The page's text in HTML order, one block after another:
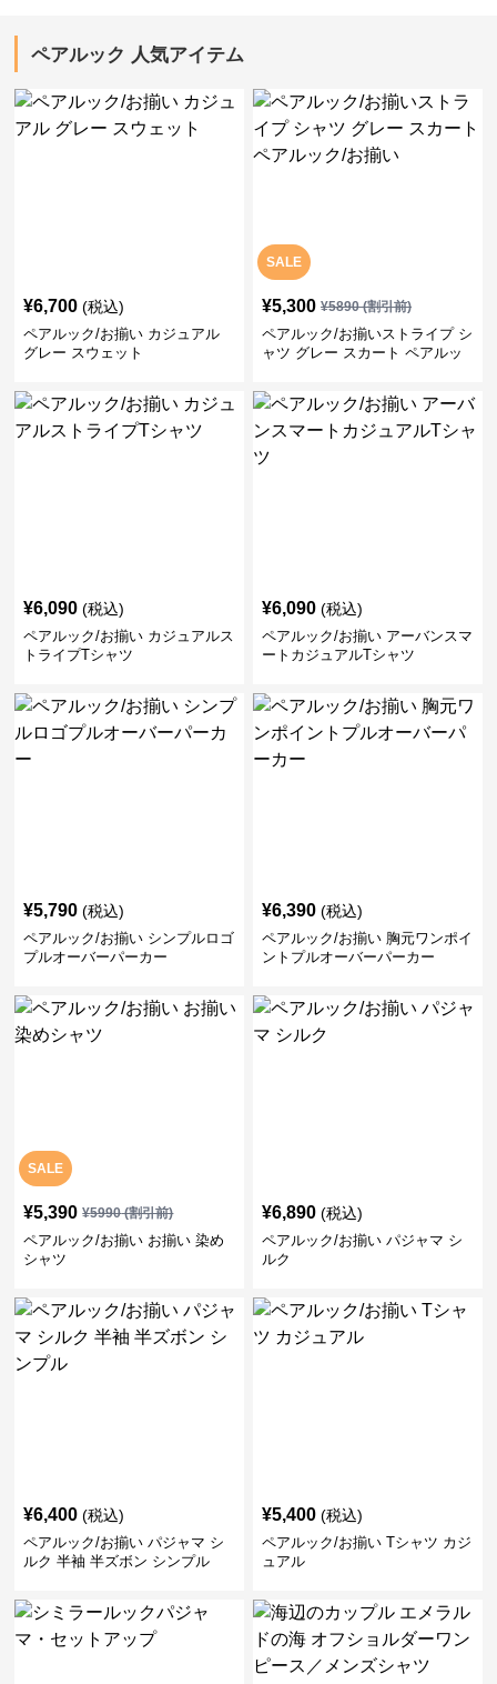
ペアルック 人気アイテム
¥6,700 (税込)
ペアルック/お揃い カジュアル
グレー スウェット
SALE
¥5,300 ¥5890(割引前)
ペアルック/お揃いストライプ シ
ャツ グレー スカート ペアルッ
¥6,090 (税込)
ペアルック/お揃い カジュアルス
トライプTシャツ
¥6,090 (税込)
ペアルック/お揃い アーバンスマ
ートカジュアルTシャツ
¥5,790 (税込)
ペアルック/お揃い シンプルロゴ
プルオーバーパーカー
¥6,390 (税込)
ペアルック/お揃い 胸元ワンポイ
ントプルオーバーパーカー
SALE
¥5,390 ¥5990(割引前)
ペアルック/お揃い お揃い 染め
シャツ
¥6,890 (税込)
ペアルック/お揃い パジャマ シ
ルク
¥6,400 (税込)
ペアルック/お揃い パジャマ シ
ルク 半袖 半ズボン シンプル
¥5,400 (税込)
ペアルック/お揃い Tシャツ カジ
ュアル